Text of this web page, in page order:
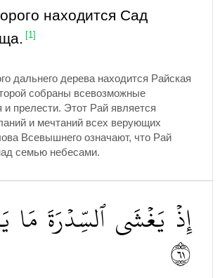
находится Сад
[1]
дальнего дерева находится Райская
собраны всевозможные
и прелести. Этот Рай является
и мечтаний всех верующих
Всевышнего означают, что Рай
семью небесами.
إِذۡ يَغۡشَى ٱلسِّدۡرَةَ مَا
١٦